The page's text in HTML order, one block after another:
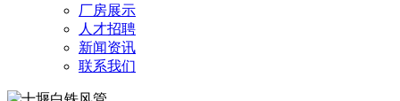
厂房展示
人才招聘
新闻资讯
联系我们